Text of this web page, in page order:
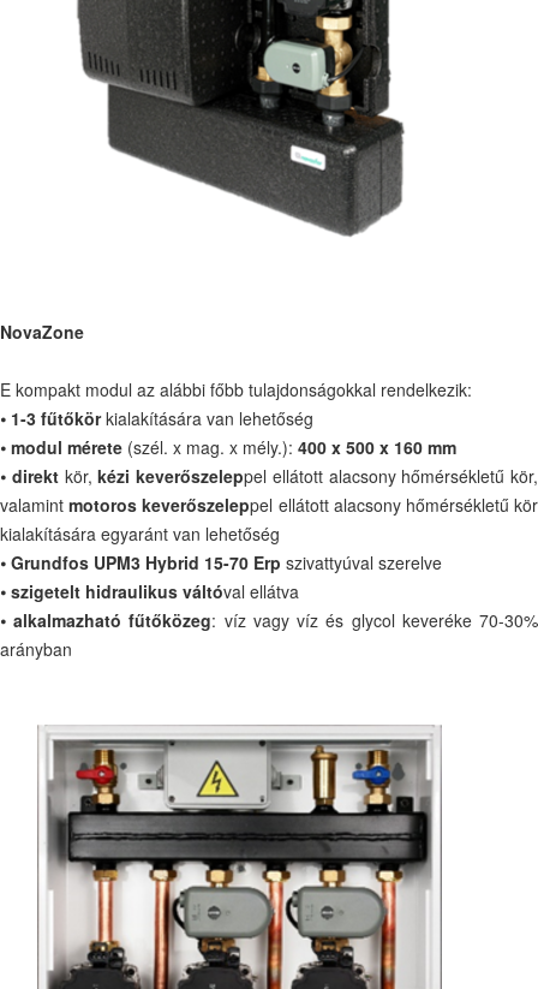
NovaZone
E kompakt modul az alábbi főbb tulajdonságokkal rendelkezik:
⦁ 1-3 fűtőkörkialakítására van lehetőség
⦁ modul mérete (szél. x mag. x mély.): 400 x 500 x 160 mm
⦁ direktkör,kézi keverőszeleppel ellátott alacsony hőmérsékletű kör,
valamintmotoros keverőszeleppel ellátott alacsony hőmérsékletű kör
kialakítására egyaránt van lehetőség
⦁ Grundfos UPM3 Hybrid 15-70 Erp szivattyúval szerelve
⦁ szigetelt hidraulikus váltóval ellátva
⦁alkalmazható fűtőközeg: víz vagy víz és glycol keveréke 70-30%
arányban